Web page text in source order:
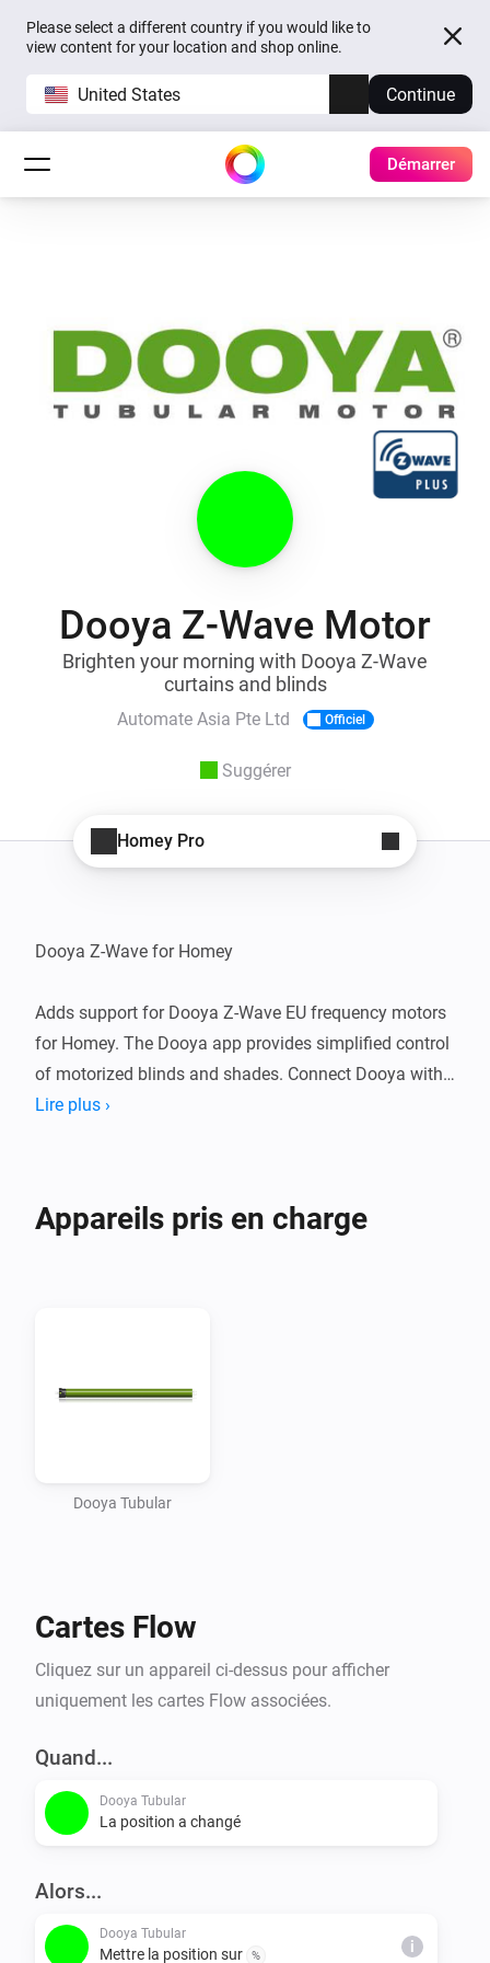
Please select a different country if you would like to
view content for your location and shop online.
United States Continue
Démarrer
Dooya Z-Wave Motor
Brighten your morning with Dooya Z-Wave
curtains and blinds
Automate Asia Pte Ltd Officiel
Suggérer
Homey Pro
Dooya Z-Wave for Homey
Adds support for Dooya Z-Wave EU frequency motors
for Homey. The Dooya app provides simplified control
of motorized blinds and shades. Connect Dooya with
Homey to create Flows to simplify your smart home.
Lire plus ›
Appareils pris en charge
Dooya Tubular
Cartes Flow
Cliquez sur un appareil ci-dessus pour afficher
uniquement les cartes Flow associées.
Quand...
Dooya Tubular
La position a changé
Alors...
Dooya Tubular
Mettre la position sur %
i